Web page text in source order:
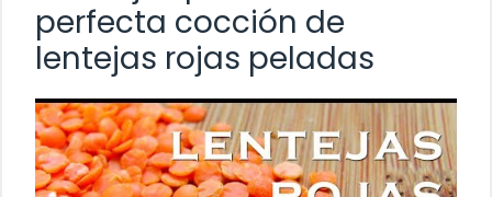
perfecta cocción de
lentejas rojas peladas